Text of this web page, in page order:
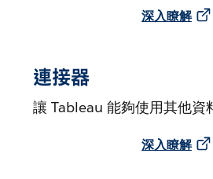
深入瞭解
連接器
讓 Tableau 能夠使用其他資
深入瞭解